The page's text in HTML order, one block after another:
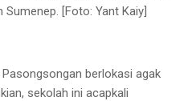
[Foto: Yant Kaiy]
berlokasi agak
sekolah ini acapkali